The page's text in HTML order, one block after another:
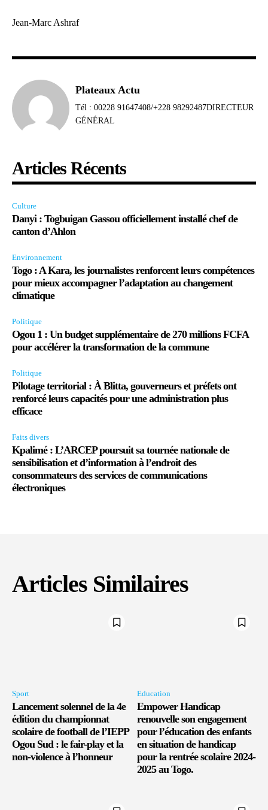
Jean-Marc Ashraf
Plateaux Actu
Tél : 00228 91647408/+228 98292487DIRECTEUR
GÉNÉRAL
Articles Récents
Culture
Danyi : Togbuigan Gassou officiellement installé chef de
canton d’Ahlon
Environnement
Togo : A Kara, les journalistes renforcent leurs compétences
pour mieux accompagner l’adaptation au changement
climatique
Politique
Ogou 1 : Un budget supplémentaire de 270 millions FCFA
pour accélérer la transformation de la commune
Politique
Pilotage territorial : À Blitta, gouverneurs et préfets ont
renforcé leurs capacités pour une administration plus
efficace
Faits divers
Kpalimé : L’ARCEP poursuit sa tournée nationale de
sensibilisation et d’information à l’endroit des
consommateurs des services de communications
électroniques
Articles Similaires
Sport
Lancement solennel de la 4e
édition du championnat
scolaire de football de l’IEPP
Ogou Sud : le fair-play et la
non-violence à l’honneur
Education
Empower Handicap
renouvelle son engagement
pour l’éducation des enfants
en situation de handicap
pour la rentrée scolaire 2024-
2025 au Togo.